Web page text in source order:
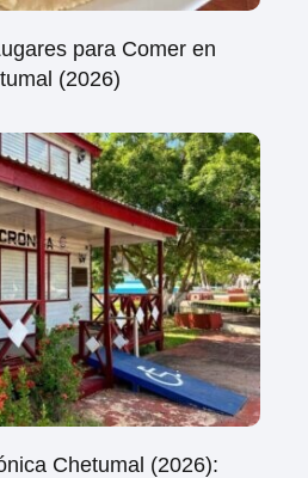
para Comer en
(2026)
Chetumal (2026):